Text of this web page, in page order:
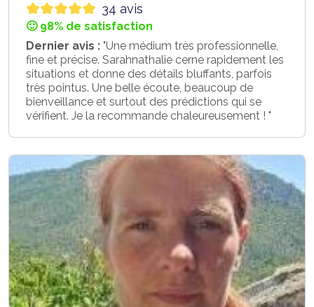
34 avis
🙂 98% de satisfaction
Dernier avis : "Une médium très professionnelle,
fine et précise. Sarahnathalie cerne rapidement les
situations et donne des détails bluffants, parfois
très pointus. Une belle écoute, beaucoup de
bienveillance et surtout des prédictions qui se
vérifient. Je la recommande chaleureusement ! "